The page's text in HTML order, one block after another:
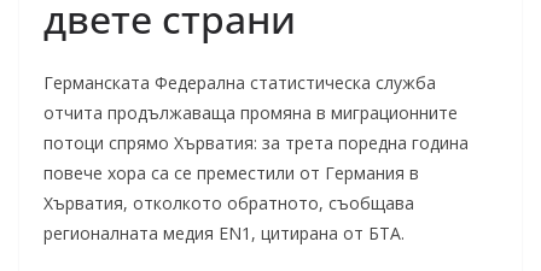
двете страни
Германската Федерална статистическа служба
отчита продължаваща промяна в миграционните
потоци спрямо Хърватия: за трета поредна година
повече хора са се преместили от Германия в
Хърватия, отколкото обратното, съобщава
регионалната медия EN1, цитирана от БТА.